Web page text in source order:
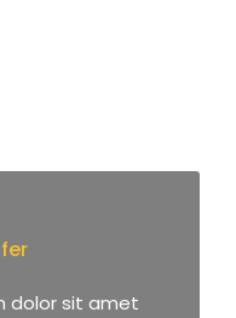
dolor sit amet